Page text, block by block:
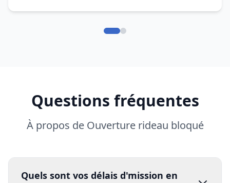
Questions fréquentes
À propos de Ouverture rideau bloqué
Quels sont vos délais d'mission en